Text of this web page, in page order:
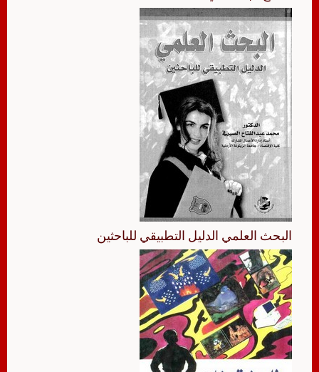
البحث العلمي الدليل التطبيقي للباحثين